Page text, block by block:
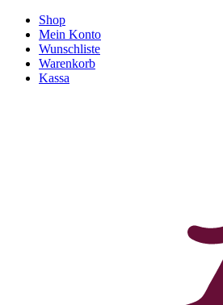
Shop
Mein Konto
Wunschliste
Warenkorb
Kassa